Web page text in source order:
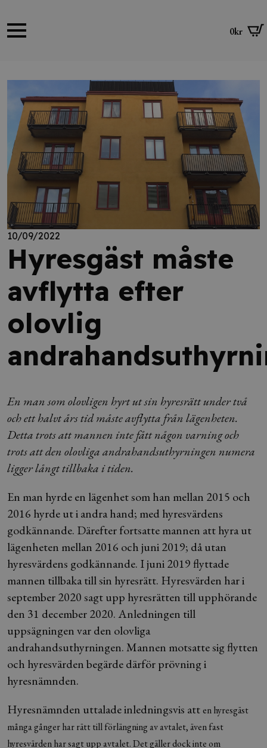
0kr
10/09/2022
Hyresgäst måste
avflytta efter
olovlig
En man som olovligen hyrt ut sin hyresrätt under två
och ett halvt års tid måste avflytta från lägenheten.
Detta trots att mannen inte fått någon varning och
trots att den olovliga andrahandsuthyrningen numera
ligger långt tillbaka i tiden.
En man hyrde en lägenhet som han mellan 2015 och
2016 hyrde ut i andra hand; med hyresvärdens
godkännande. Därefter fortsatte mannen att hyra ut
lägenheten mellan 2016 och juni 2019; då utan
hyresvärdens godkännande. I juni 2019 flyttade
mannen tillbaka till sin hyresrätt. Hyresvärden har i
september 2020 sagt upp hyresrätten till upphörande
den 31 december 2020. Anledningen till
uppsägningen var den olovliga
andrahandsuthyrningen. Mannen motsatte sig flytten
och hyresvärden begärde därför prövning i
hyresnämnden.
Hyresnämnden uttalade inledningsvis atten hyresgäst
många gånger har rätt till förlängning av avtalet, även fast
hyresvärden har sagt upp avtalet. Det gäller dock inte om